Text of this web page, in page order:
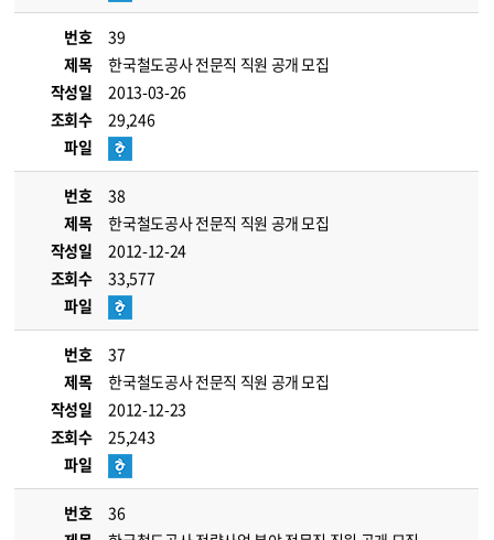
번호
39
제목
한국철도공사 전문직 직원 공개 모집
작성일
2013-03-26
조회수
29,246
파일
번호
38
제목
한국철도공사 전문직 직원 공개 모집
작성일
2012-12-24
조회수
33,577
파일
번호
37
제목
한국철도공사 전문직 직원 공개 모집
작성일
2012-12-23
조회수
25,243
파일
번호
36